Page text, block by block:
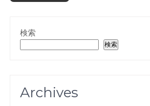
検索
検索
Archives